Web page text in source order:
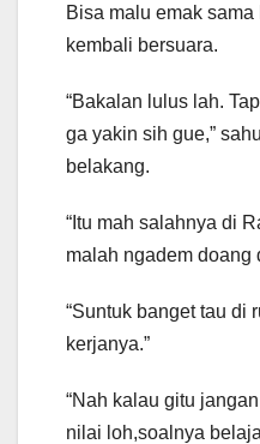
Bisa malu emak
kembali bersuara.
“Bakalan lulus lah.
ga yakin sih gue,”
belakang.
“Itu mah salahnya di
malah ngadem doang
“Suntuk banget tau di
kerjanya.”
“Nah kalau gitu
nilai loh,soalnya